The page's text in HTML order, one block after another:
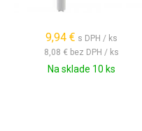
9,94 € s DPH / ks
8,08 € bez DPH / ks
Na sklade 10 ks